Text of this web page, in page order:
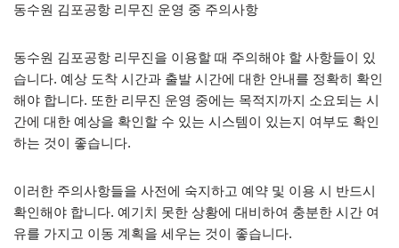
동수원 김포공항 리무진 운영 중 주의사항
동수원 김포공항 리무진을 이용할 때 주의해야 할 사항들이 있
습니다. 예상 도착 시간과 출발 시간에 대한 안내를 정확히 확인
해야 합니다. 또한 리무진 운영 중에는 목적지까지 소요되는 시
간에 대한 예상을 확인할 수 있는 시스템이 있는지 여부도 확인
하는 것이 좋습니다.
이러한 주의사항들을 사전에 숙지하고 예약 및 이용 시 반드시
확인해야 합니다. 예기치 못한 상황에 대비하여 충분한 시간 여
유를 가지고 이동 계획을 세우는 것이 좋습니다.